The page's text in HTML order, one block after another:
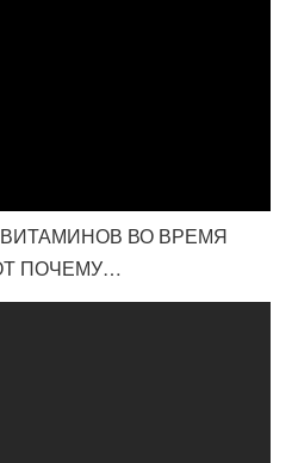
ВО ВРЕМЯ
ПОЧЕМУ…